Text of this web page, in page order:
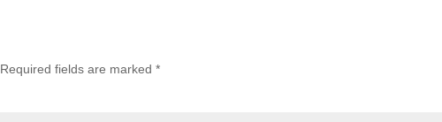
Required fields are marked*